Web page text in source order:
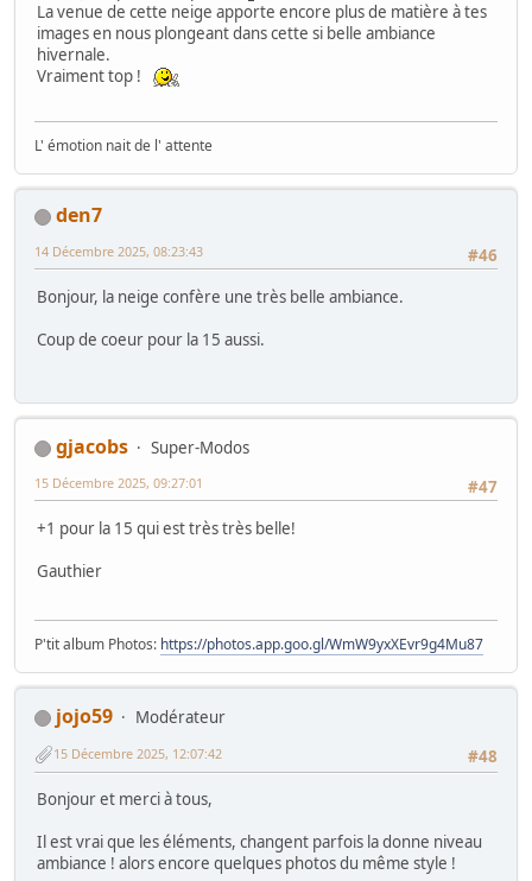
La venue de cette neige apporte encore plus de matière à tes
images en nous plongeant dans cette si belle ambiance
hivernale.
Vraiment top !
L' émotion nait de l' attente
den7
#46
14 Décembre 2025, 08:23:43
Bonjour, la neige confère une très belle ambiance.
Coup de coeur pour la 15 aussi.
gjacobs
Super-Modos
#47
15 Décembre 2025, 09:27:01
+1 pour la 15 qui est très très belle!
Gauthier
P'tit album Photos: https://photos.app.goo.gl/WmW9yxXEvr9g4Mu87
jojo59
Modérateur
#48
15 Décembre 2025, 12:07:42
Bonjour et merci à tous,
Il est vrai que les éléments, changent parfois la donne niveau
ambiance ! alors encore quelques photos du même style !